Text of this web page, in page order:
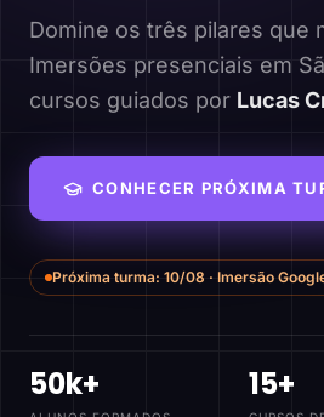
Domine os três pilares que
Imersões presenciais em
cursos guiados por Lucas
CONHECER PRÓXIMA
Próxima turma: 10/08 · Imersão
50k+ 15+